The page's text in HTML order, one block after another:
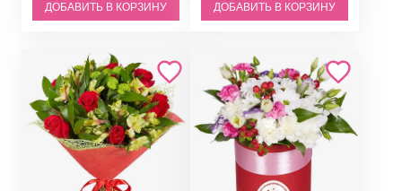
ДОБАВИТЬ В КОРЗИНУ ДОБАВИТЬ В КОРЗИНУ